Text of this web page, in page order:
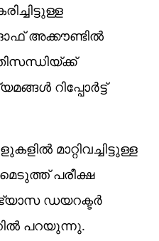
ഓഫ് അക്കൗണ്ടിൽ
റിപ്പോർട്ട്
മാറ്റിവച്ചിട്ടുള്ള
പരീക്ഷ
ഡയറക്ടർ
പറയുന്നു.